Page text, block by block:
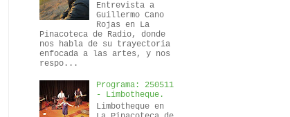
Entrevista a
Guillermo Cano
Rojas en La
Pinacoteca de Radio, donde
nos habla de su trayectoria
enfocada a las artes, y nos
respo...
Programa: 250511
- Limbotheque.
Limbotheque en